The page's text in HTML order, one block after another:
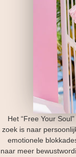
Het “Free Your
zoek is naar
emotionele
naar meer